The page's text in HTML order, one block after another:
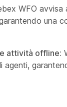
WFO avvisa
una
attività offline:
agenti,